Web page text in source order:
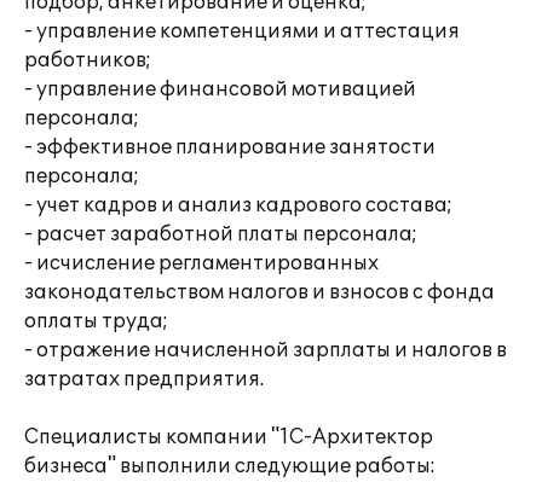
- управление компетенциями и аттестация
работников;
- управление финансовой мотивацией
персонала;
- эффективное планирование занятости
персонала;
- учет кадров и анализ кадрового состава;
- расчет заработной платы персонала;
- исчисление регламентированных
законодательством налогов и взносов с фонда
оплаты труда;
- отражение начисленной зарплаты и налогов в
затратах предприятия.
Специалисты компании "1С-Архитектор
бизнеса" выполнили следующие работы: